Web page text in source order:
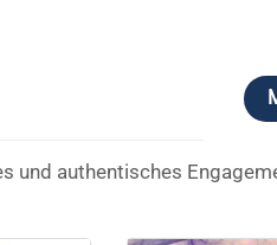
und authentisches